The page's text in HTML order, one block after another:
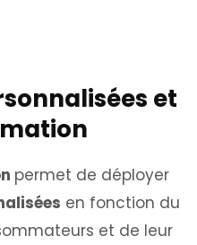
et
permet de déployer
en fonction du
et de leur